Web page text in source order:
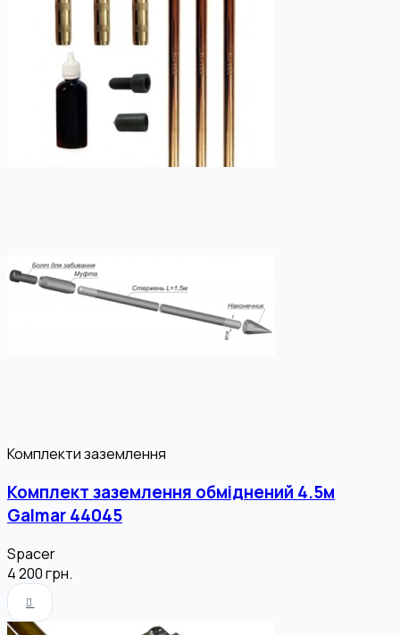
Комплекти заземлення
Комплект заземлення обміднений 4.5м
Galmar 44045
Spacer
4 200грн.